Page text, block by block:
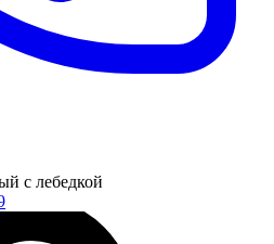
с лебедкой